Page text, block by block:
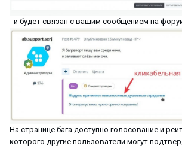
- и будет связан с вашим сообщением на
На странице бага доступно голосование и
которого другие пользователи могут